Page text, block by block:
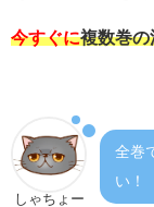
今すぐに複数巻の
しゃちょー
全巻
い！